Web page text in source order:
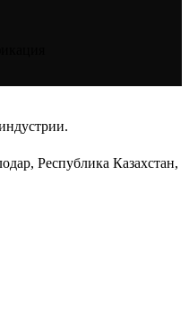
Республика Казахстан,